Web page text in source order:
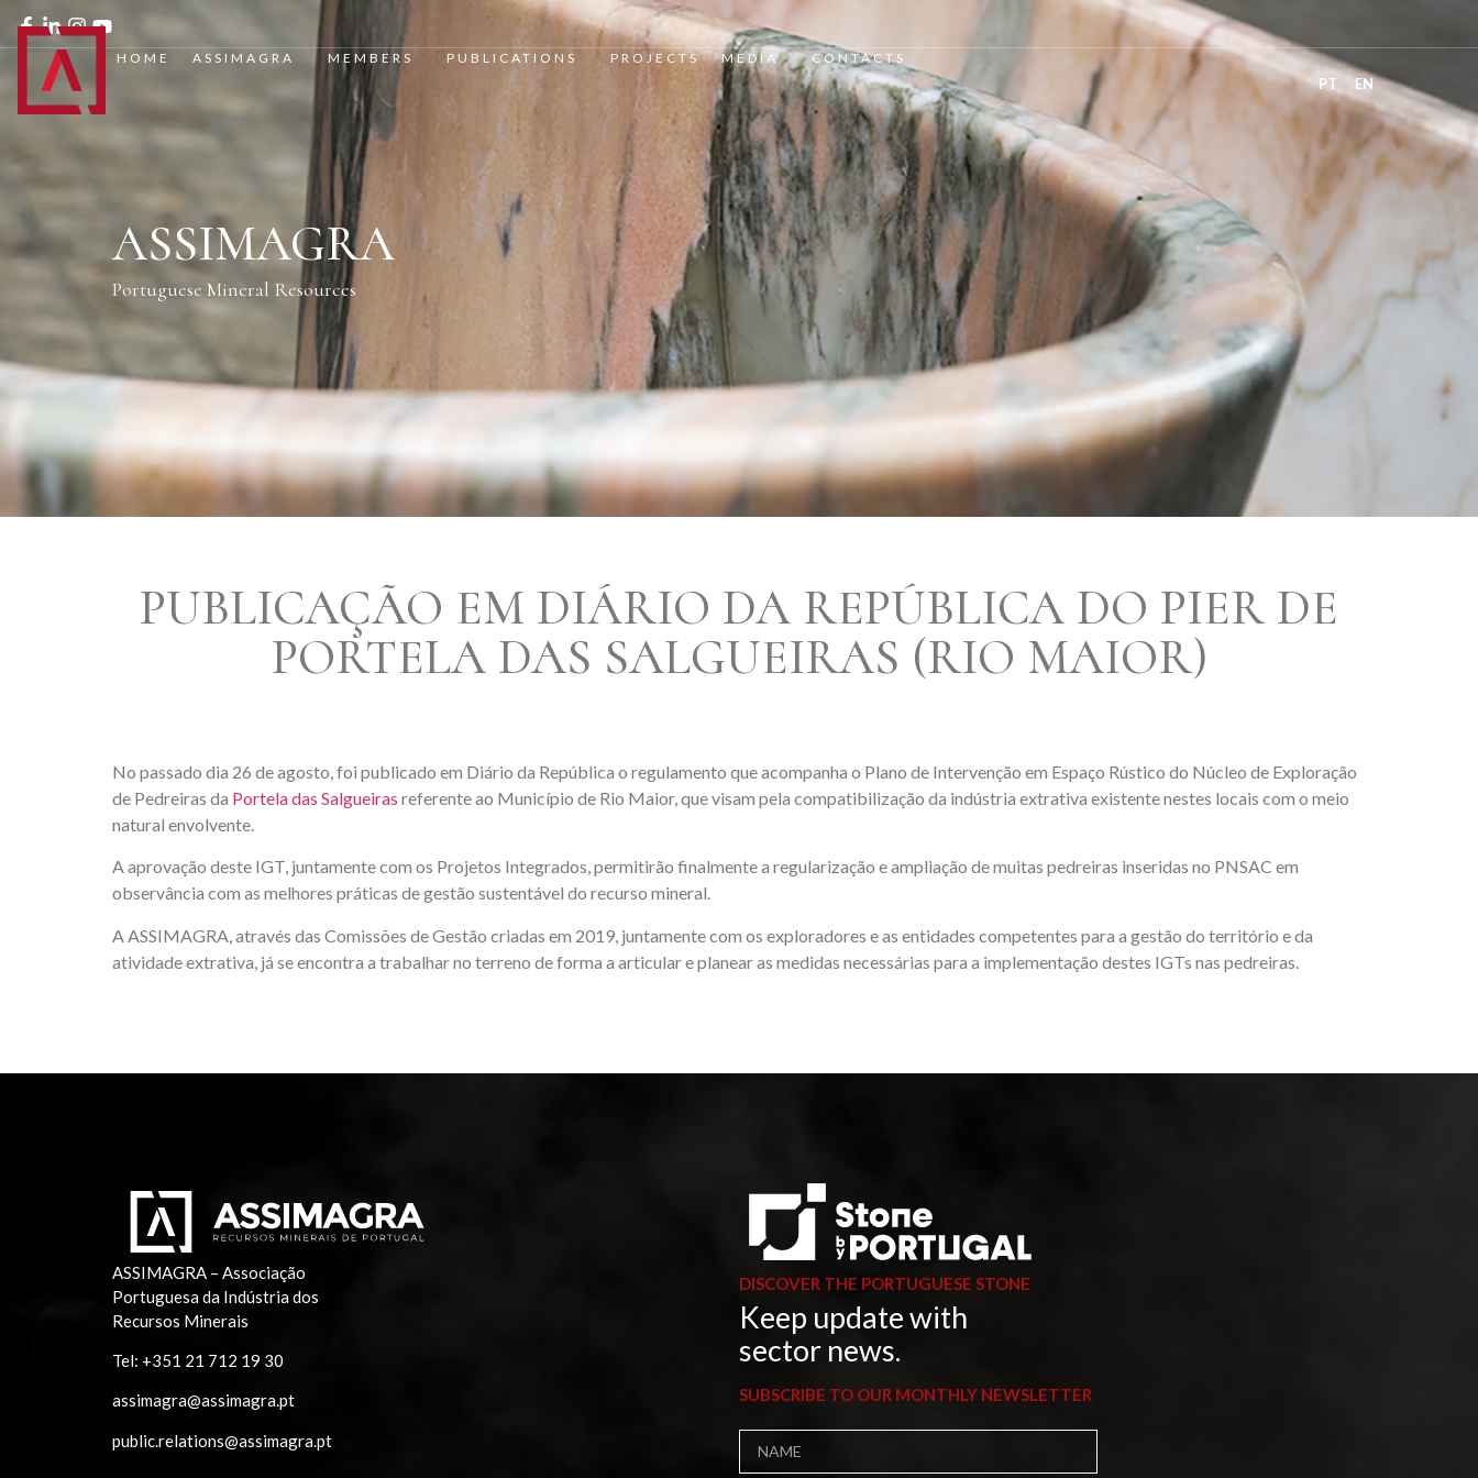
HOME ASSIMAGRA MEMBERS PUBLICATIONS PROJECTS MEDIA CONTACTS
PT EN
ASSIMAGRA
Portuguese Mineral Resources
PUBLICAÇÃO EM DIÁRIO DA REPÚBLICA DO PIER DE
PORTELA DAS SALGUEIRAS (RIO MAIOR)
No passado dia 26 de agosto, foi publicado em Diário da República o regulamento que acompanha o Plano de Intervenção em Espaço Rústico do Núcleo de Exploração
de Pedreiras da Portela das Salgueiras referente ao Município de Rio Maior, que visam pela compatibilização da indústria extrativa existente nestes locais com o meio
natural envolvente.
A aprovação deste IGT, juntamente com os Projetos Integrados, permitirão finalmente a regularização e ampliação de muitas pedreiras inseridas no PNSAC em
observância com as melhores práticas de gestão sustentável do recurso mineral.
A ASSIMAGRA, através das Comissões de Gestão criadas em 2019, juntamente com os exploradores e as entidades competentes para a gestão do território e da
atividade extrativa, já se encontra a trabalhar no terreno de forma a articular e planear as medidas necessárias para a implementação destes IGTs nas pedreiras.
ASSIMAGRA – Associação
Portuguesa da Indústria dos
Recursos Minerais
Tel: +351 21 712 19 30
assimagra@assimagra.pt
public.relations@assimagra.pt
DISCOVER THE PORTUGUESE STONE
Keep update with
sector news.
SUBSCRIBE TO OUR MONTHLY NEWSLETTER